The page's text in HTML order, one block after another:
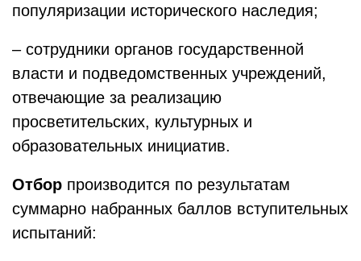
популяризации исторического наследия;
– сотрудники органов государственной
власти и подведомственных учреждений,
отвечающие за реализацию
просветительских, культурных и
образовательных инициатив.
Отбор производится по результатам
суммарно набранных баллов вступительных
испытаний: